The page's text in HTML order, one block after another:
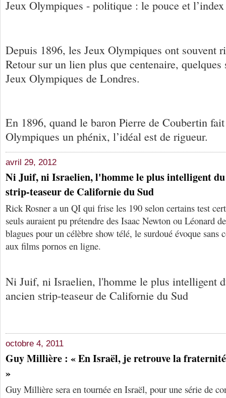
Jeux Olympiques - politique : le pouce et l’index
Depuis 1896, les Jeux Olympiques ont souvent
Retour sur un lien plus que centenaire, quelques
Jeux Olympiques de Londres.
En 1896, quand le baron Pierre de Coubertin
Olympiques un phénix, l’idéal est de rigueur.
avril 29, 2012
Ni Juif, ni Israelien, l'homme le plus intelligent du
strip-teaseur de Californie du Sud
Rick Rosner a un QI qui frise les 190 selon certains test
seuls auraient pu prétendre des Isaac Newton ou Léonard
blagues pour un célèbre show télé, le surdoué évoque sans
aux films pornos en ligne.
Ni Juif, ni Israelien, l'homme le plus intelligent
ancien strip-teaseur de Californie du Sud
octobre 4, 2011
Guy Millière : « En Israël, je retrouve la fraternité
»
Guy Millière sera en tournée en Israël, pour une série de